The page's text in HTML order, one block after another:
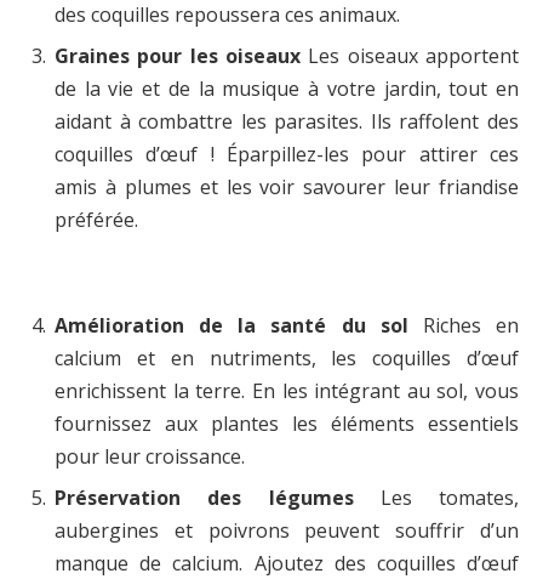
des coquilles repoussera ces animaux.
Graines pour les oiseaux Les oiseaux apportent
de la vie et de la musique à votre jardin, tout en
aidant à combattre les parasites. Ils raffolent des
coquilles d’œuf ! Éparpillez-les pour attirer ces
amis à plumes et les voir savourer leur friandise
préférée.
Amélioration de la santé du sol Riches en
calcium et en nutriments, les coquilles d’œuf
enrichissent la terre. En les intégrant au sol, vous
fournissez aux plantes les éléments essentiels
pour leur croissance.
Préservation des légumesLes tomates,
aubergines et poivrons peuvent souffrir d’un
manque de calcium. Ajoutez des coquilles d’œuf